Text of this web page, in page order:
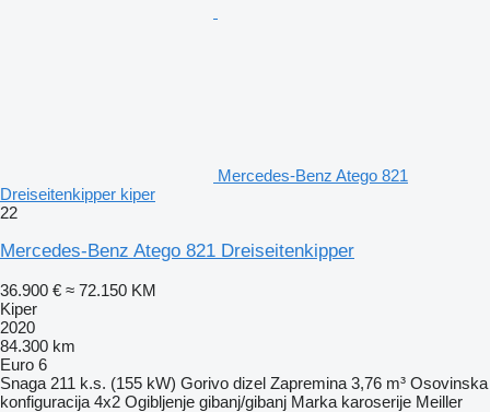
Mercedes-Benz Atego 821
Dreiseitenkipper kiper
22
Mercedes-Benz Atego 821 Dreiseitenkipper
36.900 € ≈ 72.150 KM
Kiper
2020
84.300 km
Euro 6
Snaga 211 k.s. (155 kW) Gorivo dizel Zapremina 3,76 m³ Osovinska
konfiguracija 4x2 Ogibljenje gibanj/gibanj Marka karoserije Meiller